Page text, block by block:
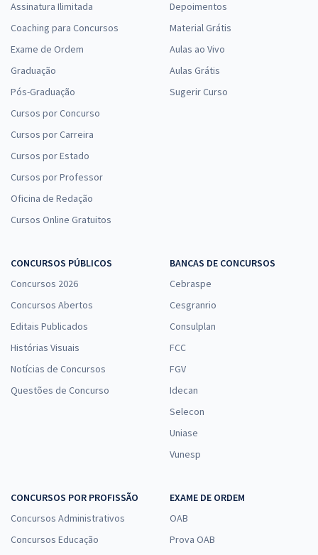
Assinatura Ilimitada
Coaching para Concursos
Exame de Ordem
Graduação
Pós-Graduação
Cursos por Concurso
Cursos por Carreira
Cursos por Estado
Cursos por Professor
Oficina de Redação
Cursos Online Gratuitos
Depoimentos
Material Grátis
Aulas ao Vivo
Aulas Grátis
Sugerir Curso
CONCURSOS PÚBLICOS
Concursos 2026
Concursos Abertos
Editais Publicados
Histórias Visuais
Notícias de Concursos
Questões de Concurso
BANCAS DE CONCURSOS
Cebraspe
Cesgranrio
Consulplan
FCC
FGV
Idecan
Selecon
Uniase
Vunesp
CONCURSOS POR PROFISSÃO
Concursos Administrativos
Concursos Educação
EXAME DE ORDEM
OAB
Prova OAB